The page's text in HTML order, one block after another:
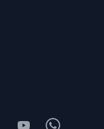
YoutubeWhatsapp